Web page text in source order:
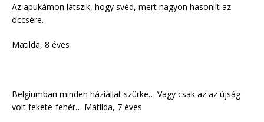
Az apukámon látszik, hogy svéd, mert nagyon hasonlít az
öccsére.
Matilda, 8 éves
Belgiumban minden háziállat szürke… Vagy csak az az újság
volt fekete-fehér… Matilda, 7 éves